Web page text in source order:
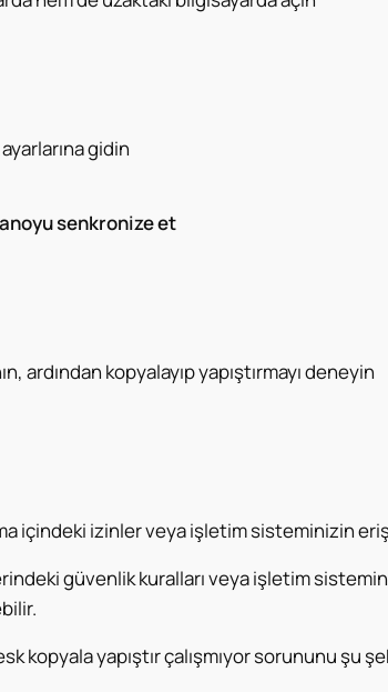
gidin
senkronize et
ardından kopyalayıp yapıştırmayı deneyin
içindeki izinler veya işletim sisteminizin
güvenlik kuralları veya işletim
kopyala yapıştır çalışmıyor sorununu şu